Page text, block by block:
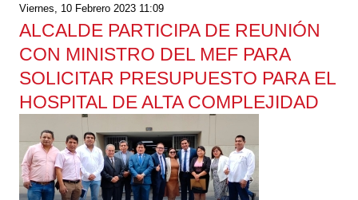
Viernes, 10 Febrero 2023 11:09
ALCALDE PARTICIPA DE REUNIÓN
CON MINISTRO DEL MEF PARA
SOLICITAR PRESUPUESTO PARA EL
HOSPITAL DE ALTA COMPLEJIDAD